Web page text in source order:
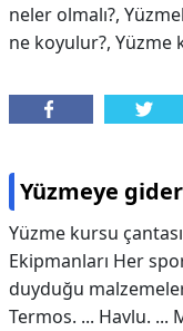
neler olmalı?,
ne koyulur?,
Yüzmeye
Yüzme kursu
Ekipmanları Her
duyduğu
Termos. ... Havlu. ...